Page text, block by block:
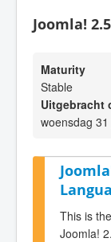
Joomla!
Maturity
Stable
Uitgebracht
woensdag
This is
Joomla!